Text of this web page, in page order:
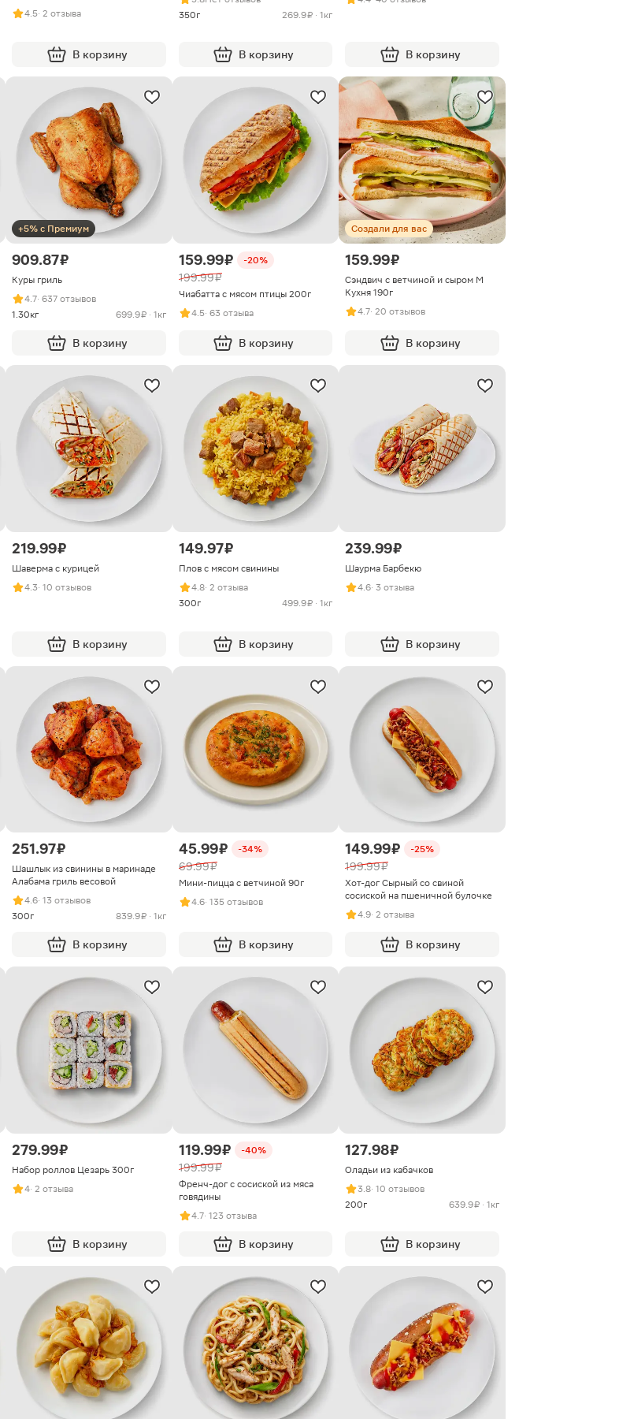
4.5· 2 отзыва
В корзину
350г
269.9 ₽ · 1кг
В корзину В корзину
+5% с Премиум
909.87 ₽
Куры гриль
4.7· 637 отзывов
1.30кг
699.9 ₽ · 1кг
В корзину
159.99 ₽ -20%
199.99 ₽
Чиабатта с мясом птицы 200г
4.5· 63 отзыва
В корзину
Создали для вас
159.99 ₽
Сэндвич с ветчиной и сыром М
Кухня 190г
4.7· 20 отзывов
В корзину
219.99 ₽
Шаверма с курицей
4.3· 10 отзывов
В корзину
149.97 ₽
Плов с мясом свинины
4.8· 2 отзыва
300г
499.9 ₽ · 1кг
В корзину
239.99 ₽
Шаурма Барбекю
4.6· 3 отзыва
В корзину
251.97 ₽
Шашлык из свинины в маринаде
Алабама гриль весовой
4.6· 13 отзывов
300г
839.9 ₽ · 1кг
В корзину
45.99 ₽ -34%
69.99 ₽
Мини-пицца с ветчиной 90г
4.6· 135 отзывов
В корзину
149.99 ₽ -25%
199.99 ₽
Хот-дог Сырный со свиной
сосиской на пшеничной булочке
4.9· 2 отзыва
В корзину
279.99 ₽
Набор роллов Цезарь 300г
4· 2 отзыва
В корзину
119.99 ₽ -40%
199.99 ₽
Френч-дог с сосиской из мяса
говядины
4.7· 123 отзыва
В корзину
127.98 ₽
Оладьи из кабачков
3.8· 10 отзывов
200г
639.9 ₽ · 1кг
В корзину